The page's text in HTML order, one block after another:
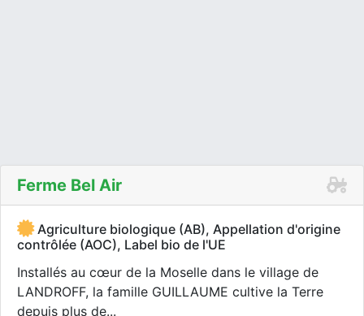
Ferme Bel Air
Agriculture biologique (AB), Appellation d'origine
contrôlée (AOC), Label bio de l'UE
Installés au cœur de la Moselle dans le village de
LANDROFF, la famille GUILLAUME cultive la Terre
depuis plus de...